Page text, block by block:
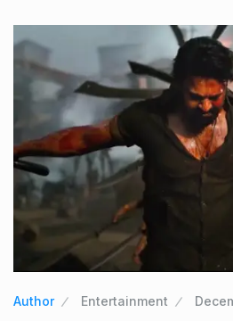
Author Entertainment